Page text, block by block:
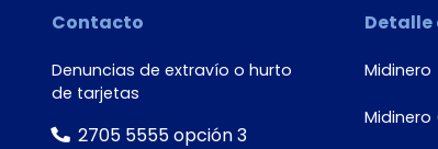
Contacto
Denuncias de extravío o hurto
de tarjetas
2705 5555 opción 3
Detalle
Midinero
Midinero